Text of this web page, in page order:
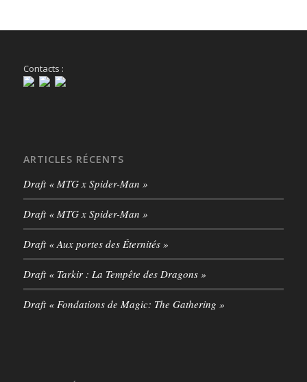
Contacts :
ARTICLES RÉCENTS
Draft « MTG x Spider-Man »
Draft « MTG x Spider-Man »
Draft « Aux portes des Éternités »
Draft « Tarkir : La Tempête des Dragons »
Draft « Fondations de Magic: The Gathering »